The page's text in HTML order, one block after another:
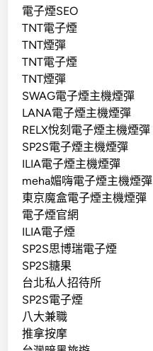
電子煙SEO
TNT電子煙
TNT煙彈
TNT電子煙
TNT煙彈
SWAG電子煙主機煙彈
LANA電子煙主機煙彈
RELX悅刻電子煙主機煙彈
SP2S電子煙主機煙彈
ILIA電子煙主機煙彈
meha媚嗨電子煙主機煙彈
東京魔盒電子煙主機煙彈
電子煙官網
ILIA電子煙
SP2S思博瑞電子煙
SP2S糖果
台北私人招待所
SP2S電子煙
八大兼職
推拿按摩